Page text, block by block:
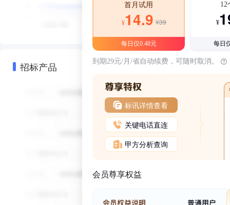
招标产品
首月试用
¥14.9 ¥39
每日仅0.48元
12
¥
每日
到期29元/月/省自动续费，可随时取消。
标讯详情查看
关键电话直连
甲方分析查询
会员尊享权益